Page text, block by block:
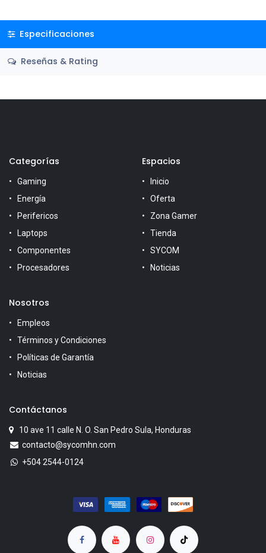
Especificaciones
Reseñas & Rating
Categorías
Gaming
Energía
Perifericos
Laptops
Componentes
Procesadores
Espacios
Inicio
Oferta
Zona Gamer
Tienda
SYCOM
Noticias
Nosotros
Empleos
Términos y Condiciones
Políticas de Garantía
Noticias
Contáctanos
10 ave 11 calle N. O. San Pedro Sula, Honduras
contacto@sycomhn.com
+504 2544-0124